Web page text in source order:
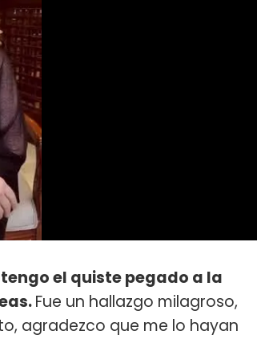
el quiste pegado a la
Fue un hallazgo milagroso,
agradezco que me lo hayan